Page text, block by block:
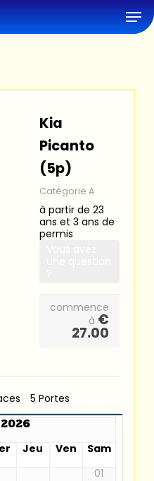
Kia
Picanto
(5p)
Catégorie A
à partir de 23
ans et 3 ans de
permis
commence
à €
27.00
5 Portes
Jeu Ven
Sam
01